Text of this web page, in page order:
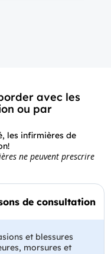
avec les
ou par
les infirmières de
ne peuvent prescrire
de consultation
et blessures
morsures et